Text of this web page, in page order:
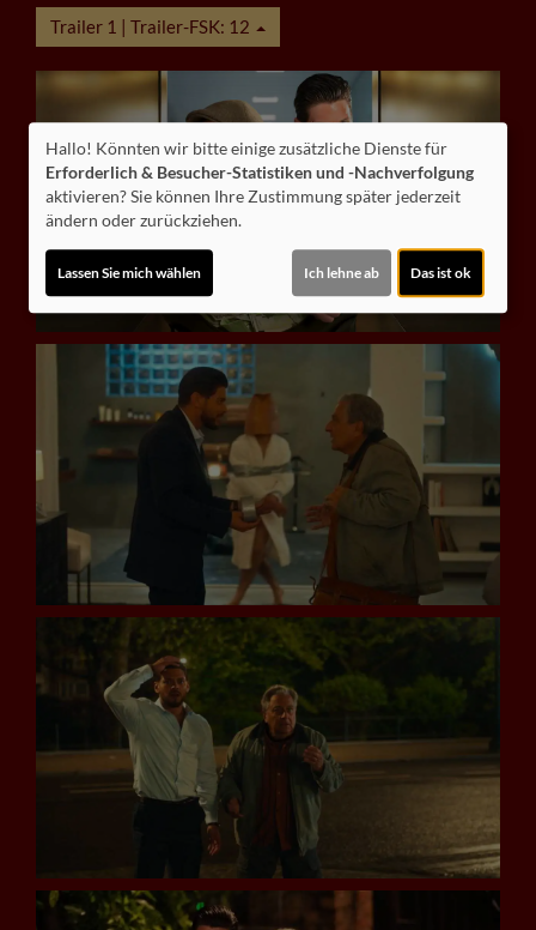
Trailer 1 | Trailer-FSK: 12
Hallo! Könnten wir bitte einige zusätzliche Dienste für
Erforderlich & Besucher-Statistiken und -Nachverfolgung
aktivieren? Sie können Ihre Zustimmung später jederzeit
ändern oder zurückziehen.
Lassen Sie mich wählen Ich lehne ab Das ist ok